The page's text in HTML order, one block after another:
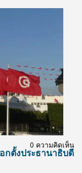
0 ความคิดเห็น
กตั้งประธานาธิบดี